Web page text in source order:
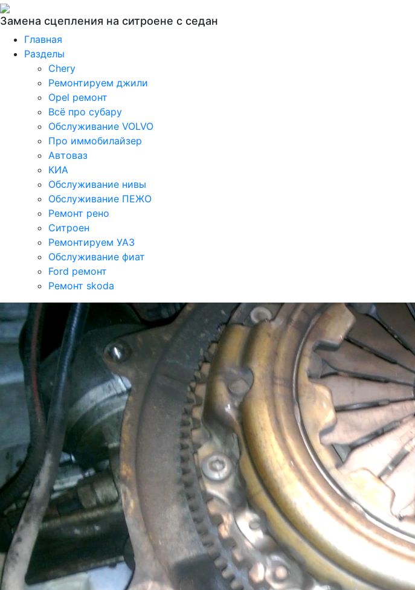
Замена сцепления на ситроене с седан
Главная
Разделы
Chery
Ремонтируем джили
Opel ремонт
Всё про субару
Обслуживание VOLVO
Про иммобилайзер
Автоваз
КИА
Обслуживание нивы
Обслуживание ПЕЖО
Ремонт рено
Ситроен
Ремонтируем УАЗ
Обслуживание фиат
Ford ремонт
Ремонт skoda